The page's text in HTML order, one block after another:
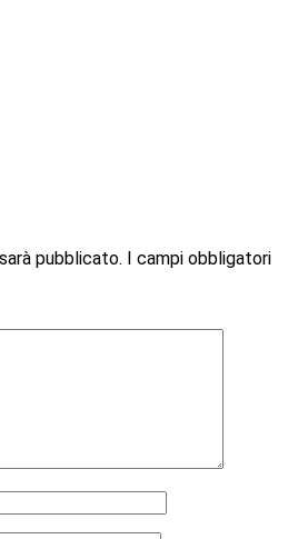
pubblicato. I campi obbligatori